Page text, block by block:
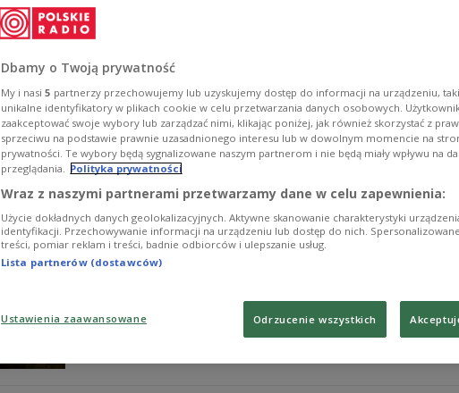
Wojtek Mazolewski powraca z nową płytą! "Live Spirit
kwintetem podczas wyjątkowego koncertu w Studiu
mówiłem, że płyta jest trochę jak pocztówka z
połączyliśmy to i mamy trochę dłuższy film z wakacji -
Zobacz więcej na temat: Wojtek Mazolewski Wojtek
Studio Koncertowe Polskiego Radia im. W. Lutosławskiego
Product May Contain w Klubie
Zapraszamy na kolejny odcinek Klubu Jazzowego,
Kultura. W piątek 18 lipca Studio S4 Polskiego Radia
ale również zespołowi Product May Contain, który
Jazzowe koncerty w Dwójce Jazz w Dwójce
Dbamy o Twoją prywatność
My i nasi 5 partnerzy przechowujemy lub uzyskujemy dostęp do informacji na urządzeniu,
unikalne identyfikatory w plikach cookie w celu przetwarzania danych osobowych.
zaakceptować swoje wybory lub zarządzać nimi, klikając poniżej, jak również skorzystać z
sprzeciwu na podstawie prawnie uzasadnionego interesu lub w dowolnym momencie na
prywatności. Te wybory będą sygnalizowane naszym partnerom i nie będą miały wpływu na
przeglądania. Polityka prywatności
Wraz z naszymi partnerami przetwarzamy dane w celu zapewnienia:
Użycie dokładnych danych geolokalizacyjnych. Aktywne skanowanie charakterystyki
identyfikacji. Przechowywanie informacji na urządzeniu lub dostęp do nich.
treści, pomiar reklam i treści, badnie odbiorców i ulepszanie usług.
Lista partnerów (dostawców)
Ustawienia zaawansowane Odrzucenie wszystkich